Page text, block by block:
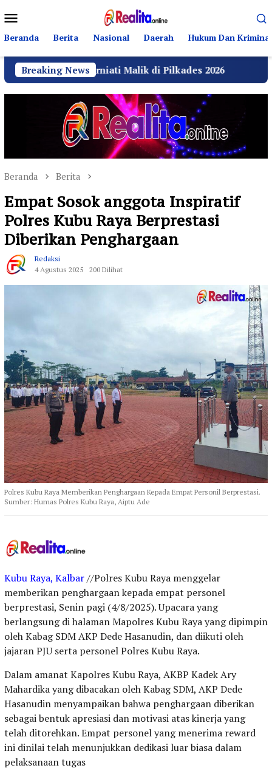
ke
kontenMobile
Beranda Berita Nasional Daerah Hukum Dan Kriminal
Breaking News
Kurniati Malik di Pilkades 2026 GRIB Jaya
Beranda Berita
Empat Sosok anggota Inspiratif
Polres Kubu Raya Berprestasi
Diberikan Penghargaan
Redaksi
4 Agustus 2025
200 Dilihat
Polres Kubu Raya Memberikan Penghargaan Kepada Empat Personil Berprestasi.
Sumber: Humas Polres Kubu Raya, Aiptu Ade
Kubu Raya, Kalbar//Polres Kubu Raya menggelar
memberikan penghargaan kepada empat personel
berprestasi, Senin pagi (4/8/2025). Upacara yang
berlangsung di halaman Mapolres Kubu Raya yang dipimpin
oleh Kabag SDM AKP Dede Hasanudin, dan diikuti oleh
jajaran PJU serta personel Polres Kubu Raya.
Dalam amanat Kapolres Kubu Raya, AKBP Kadek Ary
Mahardika yang dibacakan oleh Kabag SDM, AKP Dede
Hasanudin menyampaikan bahwa penghargaan diberikan
sebagai bentuk apresiasi dan motivasi atas kinerja yang
telah ditorehkan. Empat personel yang menerima reward
ini dinilai telah menunjukkan dedikasi luar biasa dalam
pelaksanaan tugas